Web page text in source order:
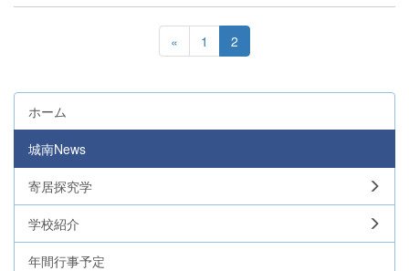
« 1 2
ホーム
城南News
寄居探究学
学校紹介
年間行事予定